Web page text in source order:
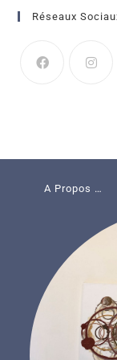
Réseaux
A Propos …